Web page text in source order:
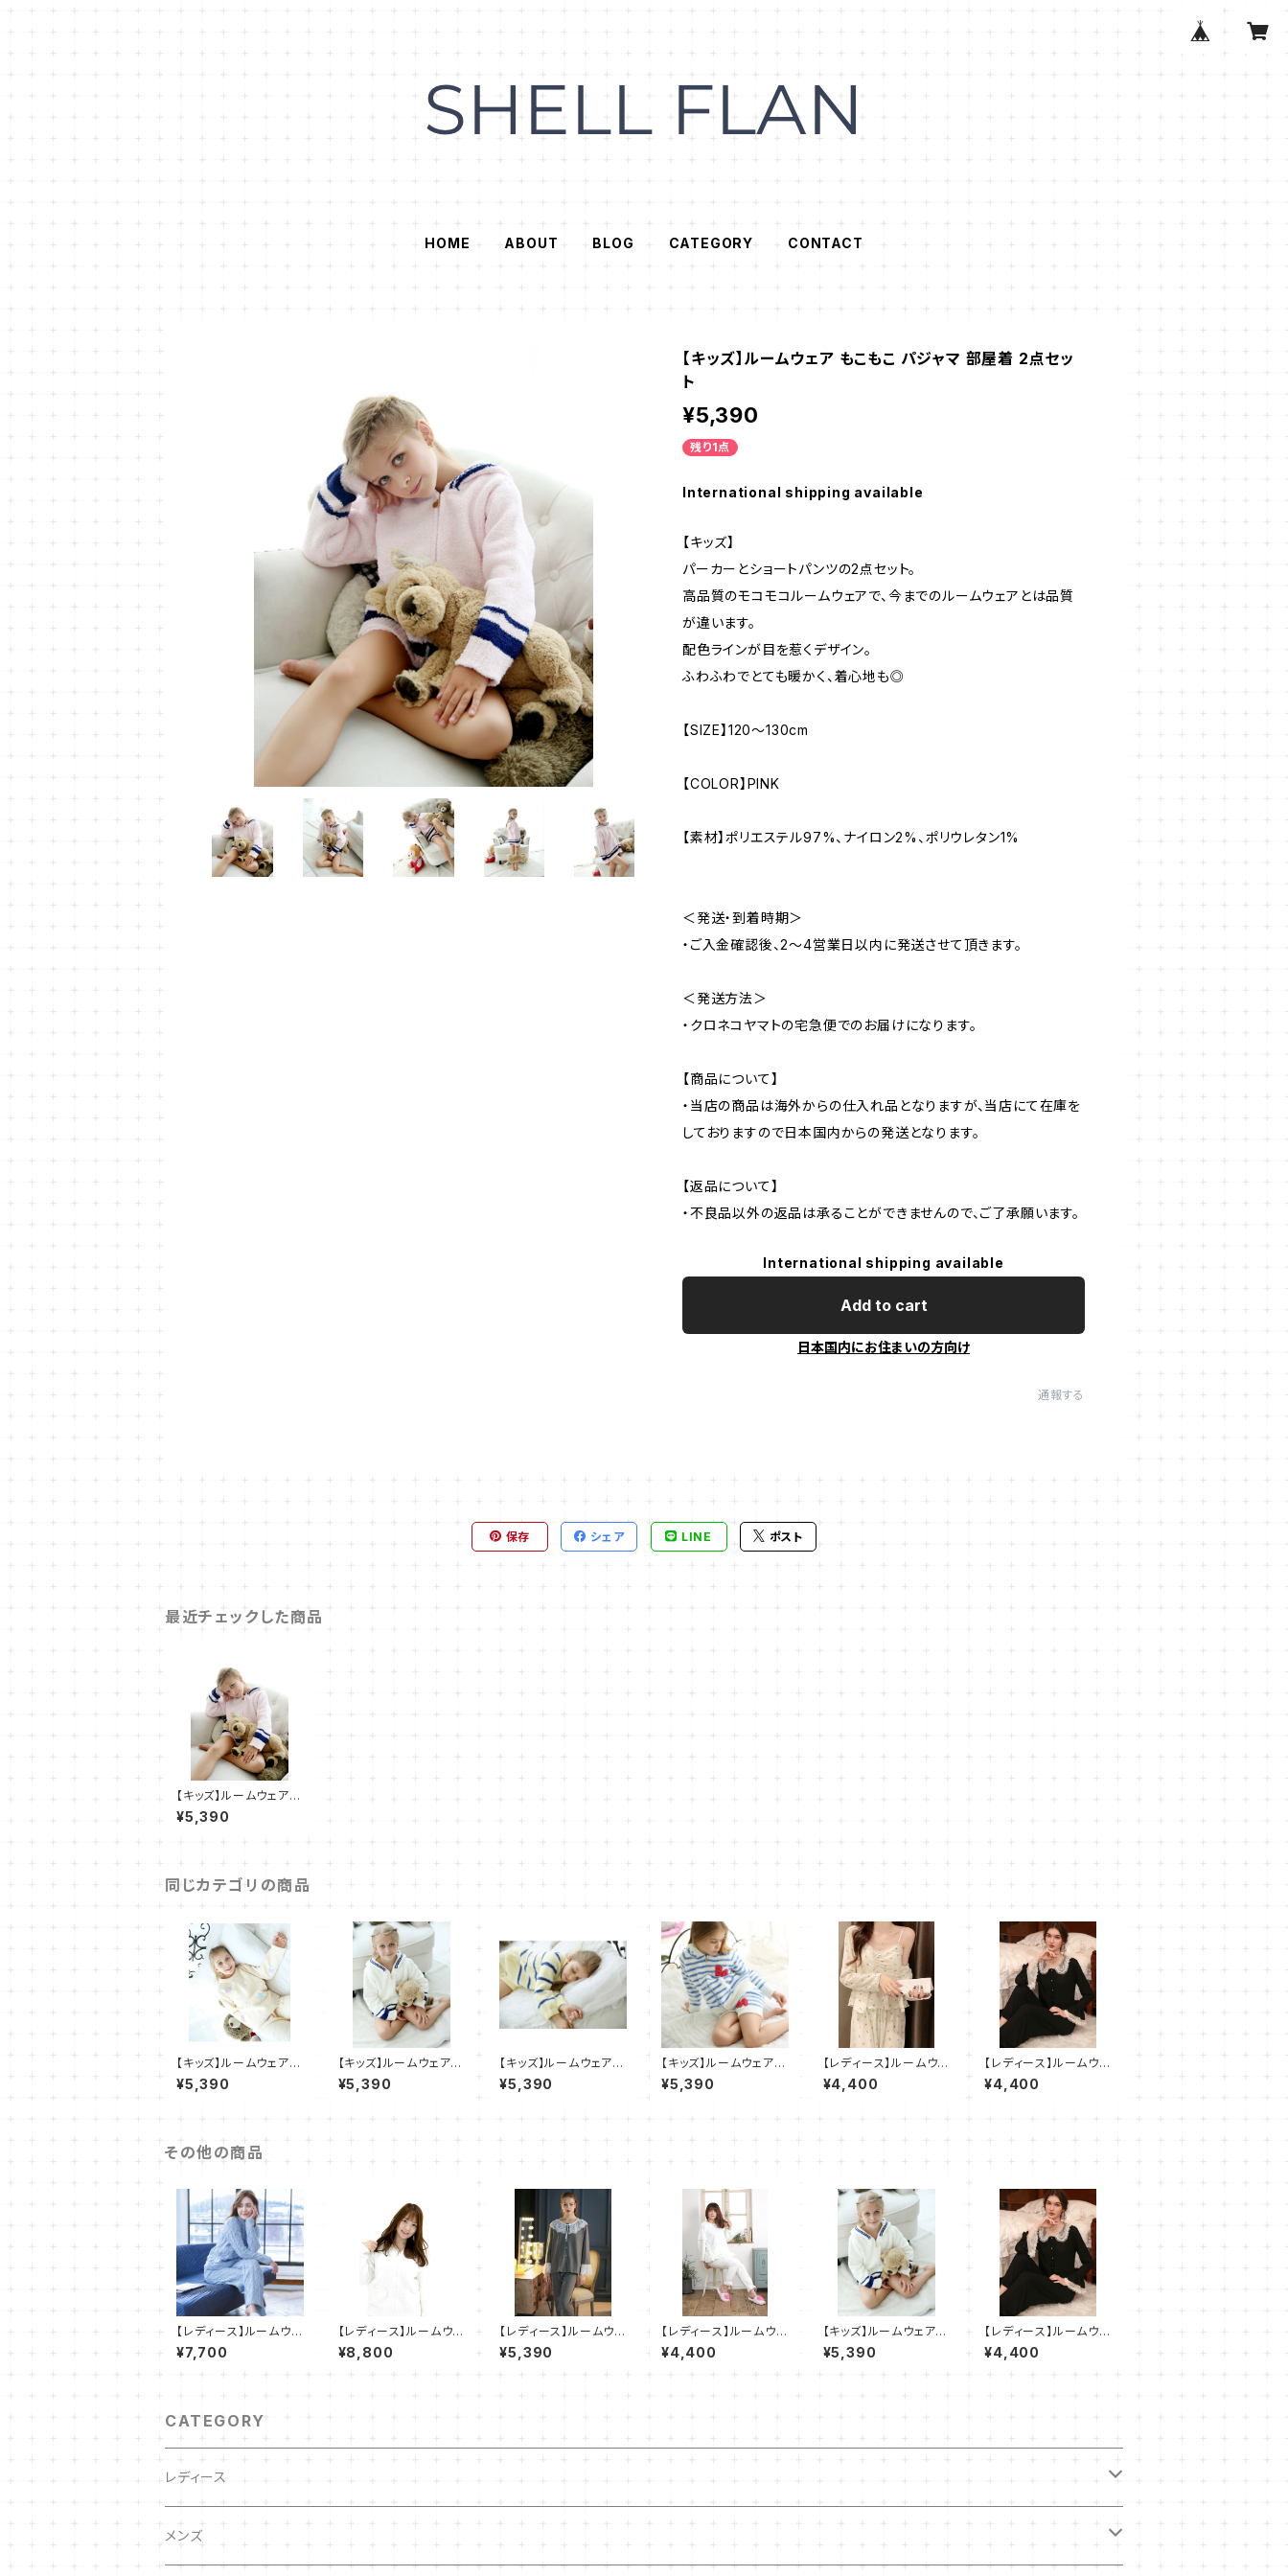
HOME ABOUT BLOG CATEGORY CONTACT
【キッズ】ルームウェア もこもこ パジャマ 部屋着 2点セッ
ト
¥5,390
残り1点
International shipping available
【キッズ】
パーカーとショートパンツの2点セット。
高品質のモコモコルームウェアで、今までのルームウェアとは品質
が違います。
配色ラインが目を惹くデザイン。
ふわふわでとても暖かく、着心地も◎
【SIZE】120〜130cm
【COLOR】PINK
【素材】ポリエステル97%、ナイロン2%、ポリウレタン1%
＜発送・到着時期＞
・ご入金確認後、2～4営業日以内に発送させて頂きます。
＜発送方法＞
・クロネコヤマトの宅急便でのお届けになります。
【商品について】
・当店の商品は海外からの仕入れ品となりますが、当店にて在庫を
しておりますので日本国内からの発送となります。
【返品について】
・不良品以外の返品は承ることができませんので、ご了承願います。
International shipping available
Add to cart
日本国内にお住まいの方向け
通報する
保存 シェア LINE ポスト
最近チェックした商品
【キッズ】ルームウェア
もこもこ パジャマ 部屋
着 2点セット
¥5,390
同じカテゴリの商品
【キッズ】ルームウェア
もこもこ パジャマ 部屋
着 2点セット
¥5,390
【キッズ】ルームウェア
もこもこ パジャマ 部屋
着 2点セット
¥5,390
【キッズ】ルームウェア
もこもこ パジャマ 部屋
着 2点セット
¥5,390
【キッズ】ルームウェア
もこもこ パジャマ 部屋
着 2点セット
¥5,390
【レディース】ルームウェ
ア 小花柄 パジャ
マ 部屋着 3点セット
¥4,400
【レディース】ルームウェ
ア レース パジャ
マ 部屋着 2点セット
¥4,400
その他の商品
【レディース】ルームウェ
ア ケーブル柄 モコモコ
パジャマ 部屋着 ２点セ
ット SH506
¥7,700
【レディース】ルームウェ
ア うさぎ モコモコ パー
カー 部屋着 2点セット
SH508
¥8,800
【レディース】ルームウェ
ア フリース レース パジ
ャマ 部屋着 ２点セット
SH021
¥5,390
【レディース】ルームウェ
ア パイン柄 レース パジ
ャマ 部屋着 ２点セット
SH507
¥4,400
【キッズ】ルームウェア
もこもこ パジャマ 部屋
着 2点セット
¥5,390
【レディース】ルームウェ
ア レース パジャ
マ 部屋着 2点セット
¥4,400
CATEGORY
レディース
キッズ
メンズ